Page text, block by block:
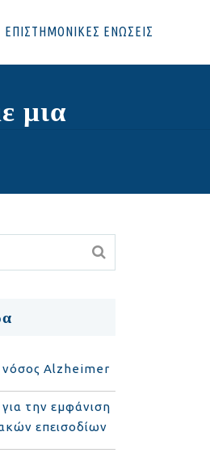
ΕΠΙΣΤΗΜΟΝΙΚΕΣ ΕΝΩΣΕΙΣ
μια
νόσος Alzheimer
την εμφάνιση
επεισοδίων